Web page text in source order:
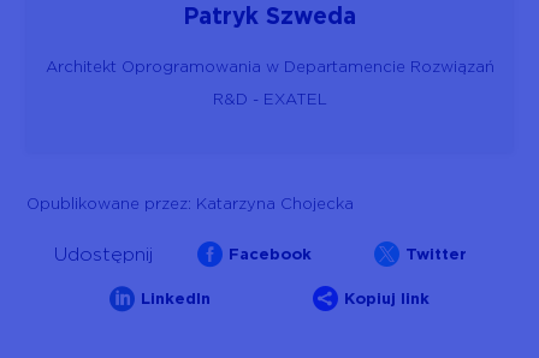
Patryk Szweda
Architekt Oprogramowania w Departamencie Rozwiązań
R&D - EXATEL
Opublikowane przez: Katarzyna Chojecka
Udostępnij  Facebook  Twitter
 LinkedIn  Kopiuj link